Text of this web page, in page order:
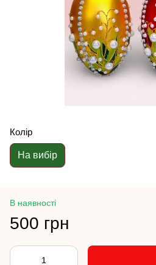
Колір
На вибір
В наявності
500 грн